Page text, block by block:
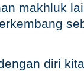
makhluk
diri